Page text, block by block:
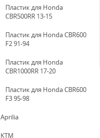
Пластик для Honda
CBR500RR 13-15
Пластик для Honda CBR600
F2 91-94
Пластик для Honda
CBR1000RR 17-20
Пластик для Honda CBR600
F3 95-98
Aprilia
KTM